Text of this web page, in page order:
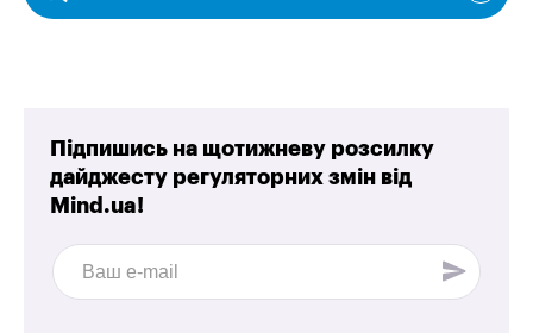
Підпишись на щотижневу розсилку
дайджесту регуляторних змін від
Mind.ua!